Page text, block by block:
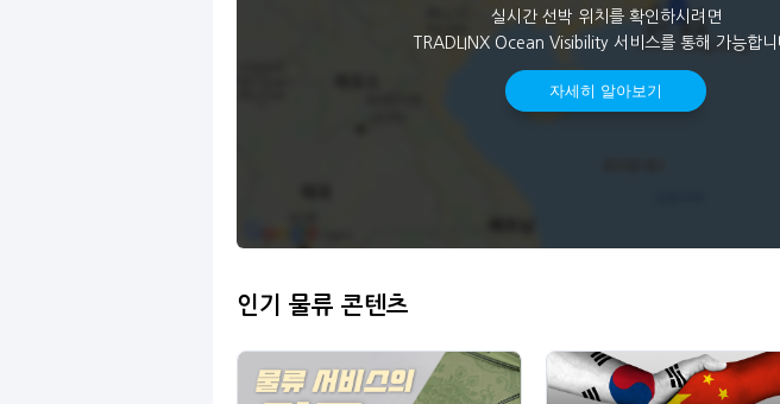
실시간 선박 위치를 확인하시려면
TRADLINX Ocean Visibility 서비스를 통해 가능합니
자세히 알아보기
인기 물류 콘텐츠
LinGo